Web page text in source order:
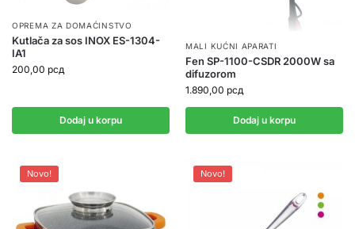
OPREMA ZA DOMAĆINSTVO
Kutlača za sos INOX ES-1304-
IA1
200,00 рсд
Dodaj u korpu
MALI KUĆNI APARATI
Fen SP-1100-CSDR 2000W sa
difuzorom
1.890,00 рсд
Dodaj u korpu
Novo! Novo!